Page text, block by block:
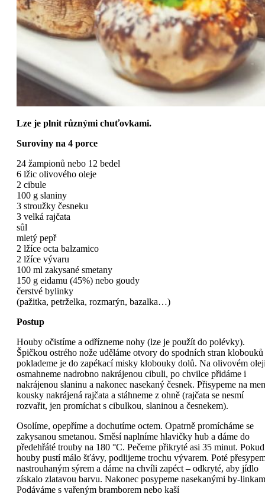
Lze je plnit různými chuťovkami.
Suroviny na 4 porce
24 žampionů nebo 12 bedel
6 lžic olivového oleje
2 cibule
100 g slaniny
3 stroužky česneku
3 velká rajčata
sůl
mletý pepř
2 lžíce octa balzamico
2 lžíce vývaru
100 ml zakysané smetany
150 g eidamu (45%) nebo goudy
čerstvé bylinky
(pažitka, petrželka, rozmarýn, bazalka…)
Postup
Houby očistíme a odřízneme nohy (lze je použít do polévky).
Špičkou ostrého nože uděláme otvory do spodních stran klobouků
poklademe je do zapékací misky klobouky dolů. Na olivovém
osmahneme nadrobno nakrájenou cibuli, po chvilce přidáme i
nakrájenou slaninu a nakonec nasekaný česnek. Přisypeme na
kousky nakrájená rajčata a stáhneme z ohně (rajčata se nesmí
rozvařit, jen promíchat s cibulkou, slaninou a česnekem).
Osolíme, opepříme a dochutíme octem. Opatrně promícháme se
zakysanou smetanou. Směsí naplníme hlavičky hub a dáme do
předehřáté trouby na 180 °C. Pečeme přikryté asi 35 minut. Pokud
houby pustí málo šťávy, podlijeme trochu vývarem. Poté
nastrouhaným sýrem a dáme na chvíli zapéct – odkryté, aby jídlo
získalo zlatavou barvu. Nakonec posypeme nasekanými by-
Podáváme s vařeným bramborem nebo kaší